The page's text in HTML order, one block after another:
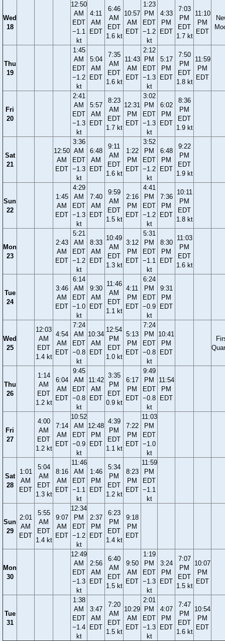
Wed
18
12:50
AM
EDT
−1.1
kt
4:11
AM
EDT
6:46
AM
EDT
1.6 kt
10:57
AM
EDT
1:23
PM
EDT
−1.2
kt
4:33
PM
EDT
7:03
PM
EDT
1.7 kt
11:10
PM
EDT
Thu
19
1:45
AM
EDT
−1.2
kt
5:04
AM
EDT
7:35
AM
EDT
1.6 kt
11:43
AM
EDT
2:12
PM
EDT
−1.3
kt
5:17
PM
EDT
7:50
PM
EDT
1.8 kt
11:59
PM
EDT
Fri
20
2:41
AM
EDT
−1.3
kt
5:57
AM
EDT
8:23
AM
EDT
1.7 kt
12:31
PM
EDT
3:02
PM
EDT
−1.3
kt
6:02
PM
EDT
8:36
PM
EDT
1.9 kt
Sat
21
12:50
AM
EDT
3:36
AM
EDT
−1.3
kt
6:48
AM
EDT
9:11
AM
EDT
1.6 kt
1:22
PM
EDT
3:52
PM
EDT
−1.2
kt
6:48
PM
EDT
9:22
PM
EDT
1.9 kt
Sun
22
1:45
AM
EDT
4:29
AM
EDT
−1.3
kt
7:40
AM
EDT
9:59
AM
EDT
1.5 kt
2:16
PM
EDT
4:41
PM
EDT
−1.2
kt
7:36
PM
EDT
10:11
PM
EDT
1.8 kt
Mon
23
2:43
AM
EDT
5:21
AM
EDT
−1.2
kt
8:33
AM
EDT
10:49
AM
EDT
1.3 kt
3:12
PM
EDT
5:31
PM
EDT
−1.1
kt
8:30
PM
EDT
11:03
PM
EDT
1.6 kt
Tue
24
3:46
AM
EDT
6:14
AM
EDT
−1.0
kt
9:30
AM
EDT
11:46
AM
EDT
1.1 kt
4:11
PM
EDT
6:24
PM
EDT
−0.9
kt
9:31
PM
EDT
Wed
25
12:03
AM
EDT
1.4 kt
4:54
AM
EDT
7:24
AM
EDT
−0.8
kt
10:34
AM
EDT
12:54
PM
EDT
1.0 kt
5:13
PM
EDT
7:24
PM
EDT
−0.8
kt
10:41
PM
EDT
Thu
26
1:14
AM
EDT
1.2 kt
6:04
AM
EDT
9:45
AM
EDT
−0.8
kt
11:42
AM
EDT
3:35
PM
EDT
0.9 kt
6:17
PM
EDT
9:49
PM
EDT
−0.8
kt
11:54
PM
EDT
Fri
27
4:00
AM
EDT
1.2 kt
7:14
AM
EDT
10:52
AM
EDT
−0.9
kt
12:48
PM
EDT
4:39
PM
EDT
1.1 kt
7:22
PM
EDT
11:03
PM
EDT
−1.0
kt
Sat
28
1:01
AM
EDT
5:04
AM
EDT
1.3 kt
8:16
AM
EDT
11:46
AM
EDT
−1.1
kt
1:46
PM
EDT
5:34
PM
EDT
1.2 kt
8:23
PM
EDT
11:59
PM
EDT
−1.1
kt
Sun
29
2:01
AM
EDT
5:55
AM
EDT
1.4 kt
9:07
AM
EDT
12:34
PM
EDT
−1.2
kt
2:37
PM
EDT
6:23
PM
EDT
1.4 kt
9:18
PM
EDT
Mon
30
12:49
AM
EDT
−1.3
kt
2:56
AM
EDT
6:40
AM
EDT
1.5 kt
9:50
AM
EDT
1:19
PM
EDT
−1.3
kt
3:24
PM
EDT
7:07
PM
EDT
1.5 kt
10:07
PM
EDT
Tue
31
1:38
AM
EDT
−1.4
kt
3:47
AM
EDT
7:20
AM
EDT
1.5 kt
10:29
AM
EDT
2:01
PM
EDT
−1.3
kt
4:07
PM
EDT
7:47
PM
EDT
1.6 kt
10:54
PM
EDT